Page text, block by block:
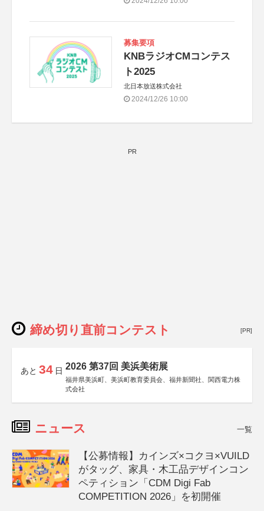
募集要項
KNBラジオCMコンテス
ト2025
北日本放送株式会社
2024/12/26 10:00
PR
締め切り直前コンテスト [PR]
あと 34 日 2026 第37回 美浜美術展
福井県美浜町、美浜町教育委員会、福井新聞社、関西電力株
式会社
ニュース 一覧
【公募情報】カインズ×コクヨ×VUILD
がタッグ、家具・木工品デザインコン
ペティション「CDM Digi Fab
COMPETITION 2026」を初開催